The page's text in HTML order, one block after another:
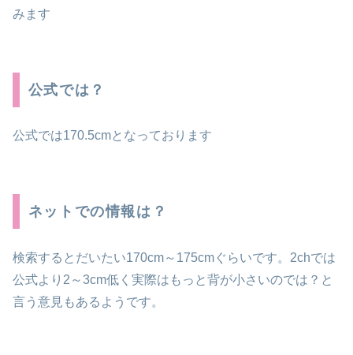
みます
公式では？
公式では170.5cmとなっております
ネットでの情報は？
検索するとだいたい170cm～175cmぐらいです。2chでは
公式より2～3cm低く実際はもっと背が小さいのでは？と
言う意見もあるようです。